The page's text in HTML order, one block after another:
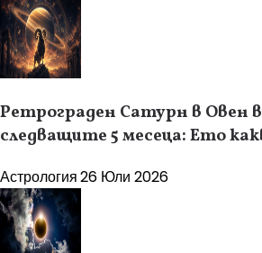
Ретрограден Сатурн в Овен
следващите 5 месеца: Ето
Астрология26 Юли 2026